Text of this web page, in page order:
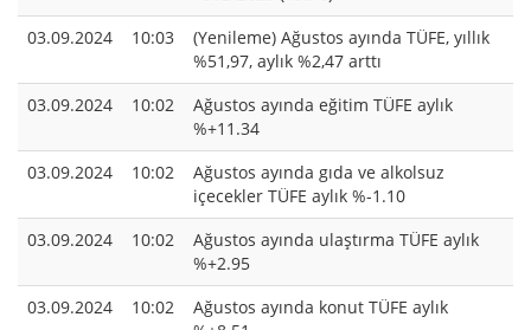
03.09.2024
10:03
(Yenileme) Ağustos ayında TÜFE, yıllık
%51,97, aylık %2,47 arttı
03.09.2024
10:02
Ağustos ayında eğitim TÜFE aylık
%+11.34
03.09.2024
10:02
Ağustos ayında gıda ve alkolsuz
içecekler TÜFE aylık %-1.10
03.09.2024
10:02
Ağustos ayında ulaştırma TÜFE aylık
%+2.95
03.09.2024
10:02
Ağustos ayında konut TÜFE aylık